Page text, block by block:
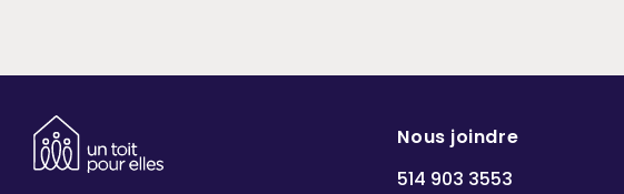
Nous joindre
514 903 3553